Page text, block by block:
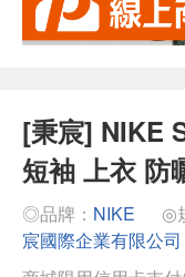
[秉宸] NIKE
短袖 上衣 防
◎品牌： NIKE ◎
宸國際企業有限公司